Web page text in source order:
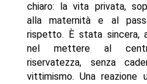
chiaro: la vita privata,
alla maternità e al
rispetto. È stata sincera,
nel mettere al
riservatezza, senza
vittimismo. Una reazione